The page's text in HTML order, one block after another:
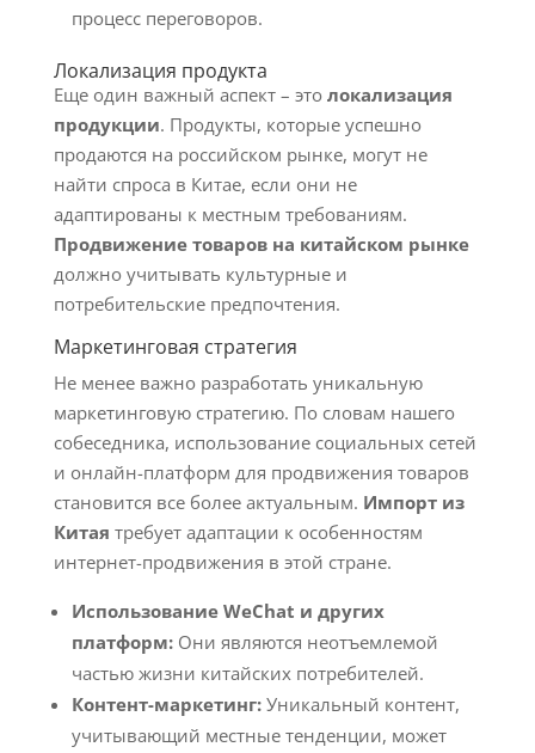
процесс переговоров.
Локализация продукта
Еще один важный аспект – это локализация
продукции. Продукты, которые успешно
продаются на российском рынке, могут не
найти спроса в Китае, если они не
адаптированы к местным требованиям.
Продвижение товаров на китайском рынке
должно учитывать культурные и
потребительские предпочтения.
Маркетинговая стратегия
Не менее важно разработать уникальную
маркетинговую стратегию. По словам нашего
собеседника, использование социальных сетей
и онлайн-платформ для продвижения товаров
становится все более актуальным. Импорт из
Китая требует адаптации к особенностям
интернет-продвижения в этой стране.
Использование WeChat и других
платформ:Они являются неотъемлемой
частью жизни китайских потребителей.
Контент-маркетинг:Уникальный контент,
учитывающий местные тенденции, может